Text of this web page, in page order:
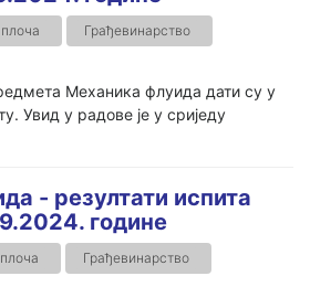
Грађевинарство
Механика флуида дати су у
Увид у радове је у сриједу
- резултати испита
године
Грађевинарство